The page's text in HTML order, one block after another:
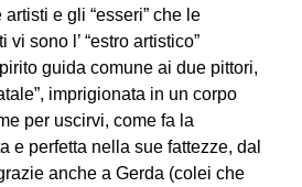
e gli “esseri” che le
sono l’ “estro artistico”
guida comune ai due pittori,
imprigionata in un corpo
per uscirvi, come fa la
e perfetta nella sue fattezze, dal
anche a Gerda (colei che